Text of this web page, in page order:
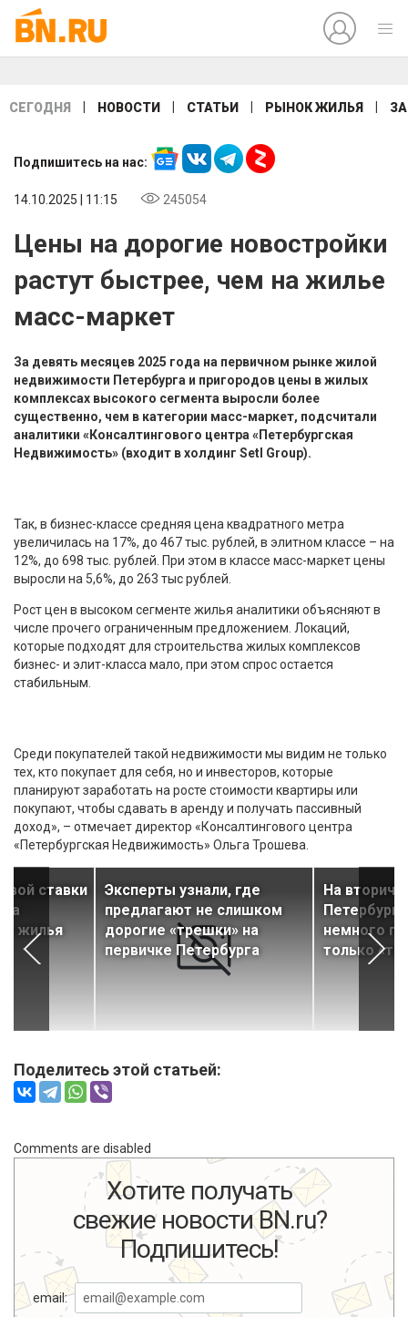
СЕГОДНЯ НОВОСТИ СТАТЬИ РЫНОК ЖИЛЬЯ
Подпишитесь на нас:
14.10.2025 | 11:15 245054
Цены на дорогие новостройки
растут быстрее, чем на жилье
масс-маркет
За девять месяцев 2025 года на первичном рынке жилой
недвижимости Петербурга и пригородов цены в жилых
комплексах высокого сегмента выросли более
существенно, чем в категории масс-маркет, подсчитали
аналитики «Консалтингового центра «Петербургская
Недвижимость» (входит в холдинг Setl Group).
Так, в бизнес-классе средняя цена квадратного метра
увеличилась на 17%, до 467 тыс. рублей, в элитном классе – на
12%, до 698 тыс. рублей. При этом в классе масс-маркет цены
выросли на 5,6%, до 263 тыс рублей.
Рост цен в высоком сегменте жилья аналитики объясняют в
числе прочего ограниченным предложением. Локаций,
которые подходят для строительства жилых комплексов
бизнес- и элит-класса мало, при этом спрос остается
стабильным.
Среди покупателей такой недвижимости мы видим не только
тех, кто покупает для себя, но и инвесторов, которые
планируют заработать на росте стоимости квартиры или
покупают, чтобы сдавать в аренду и получать пассивный
доход», – отмечает директор «Консалтингового центра
«Петербургская Недвижимость» Ольга Трошева.
ставки
жилья
Эксперты узнали, где
предлагают не слишком
дорогие «трешки» на
первичке Петербурга
На
немного
только
Поделитесь этой статьей:
Comments are disabled
Хотите получать
свежие новости BN.ru?
Подпишитесь!
email: